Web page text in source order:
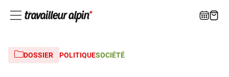
DOSSIER POLITIQUESOCIÉTÉ